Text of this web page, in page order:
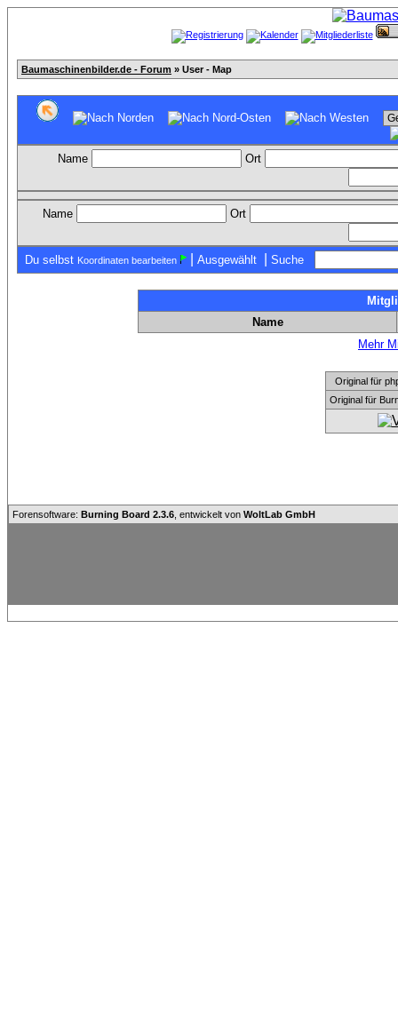
Baumaschinenbilder.de - Forum » User - Map
Name Ort
Name Ort
Du selbst Koordinaten bearbeiten Ausgewählt Suche
Name
Mehr
Original für
Original für
Forensoftware: Burning Board 2.3.6 , entwickelt von WoltLab GmbH